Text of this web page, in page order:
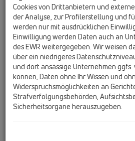
15:00 Pause
15:30 Praxisteil: Einbau eines
Ausführung einer Verbundabdichtung
17:30 Abschluss mit Open-End,
Teilnahmebedingungen
Melde dich jetzt an und sichere dir
exklusiven Seminar. Wir freuen uns auf
Cookies von Drittanbietern und
der Analyse, zur Profilerstellung und
werden nur mit ausdrücklichen
Einwilligung werden Daten auch an
des EWR weitergegeben. Wir weisen
über ein niedrigeres
und dort ansässige Unternehmen
können, Daten ohne Ihr Wissen und
Widerspruchsmöglichkeiten an
Strafverfolgungsbehörden,
Sicherheitsorgane herauszugeben.